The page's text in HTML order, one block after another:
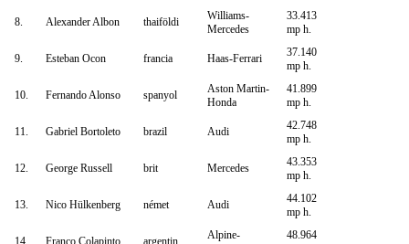
8. Alexander Albon thaiföldi
Williams-
Mercedes
33.413
mp h.
9. Esteban Ocon francia Haas-Ferrari
37.140
mp h.
10. Fernando Alonso spanyol
Aston Martin-
Honda
41.899
mp h.
11. Gabriel Bortoleto brazil Audi
42.748
mp h.
12. George Russell brit Mercedes
43.353
mp h.
13. Nico Hülkenberg német Audi
44.102
mp h.
14. Franco Colapinto argentin
Alpine-
48.964